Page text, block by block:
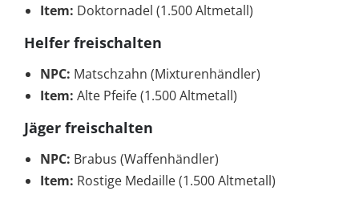
Item: Doktornadel (1.500 Altmetall)
Helfer freischalten
NPC: Matschzahn (Mixturenhändler)
Item: Alte Pfeife (1.500 Altmetall)
Jäger freischalten
NPC: Brabus (Waffenhändler)
Item: Rostige Medaille (1.500 Altmetall)